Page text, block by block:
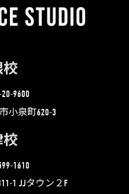
校
9600
小泉町620-3
校
1610
1 JJタウン２F